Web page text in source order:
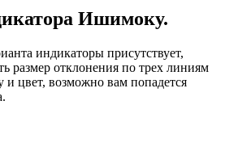
Ишимоку.
индикаторы присутствует,
размер отклонения по трех линиям
и цвет, возможно вам попадется